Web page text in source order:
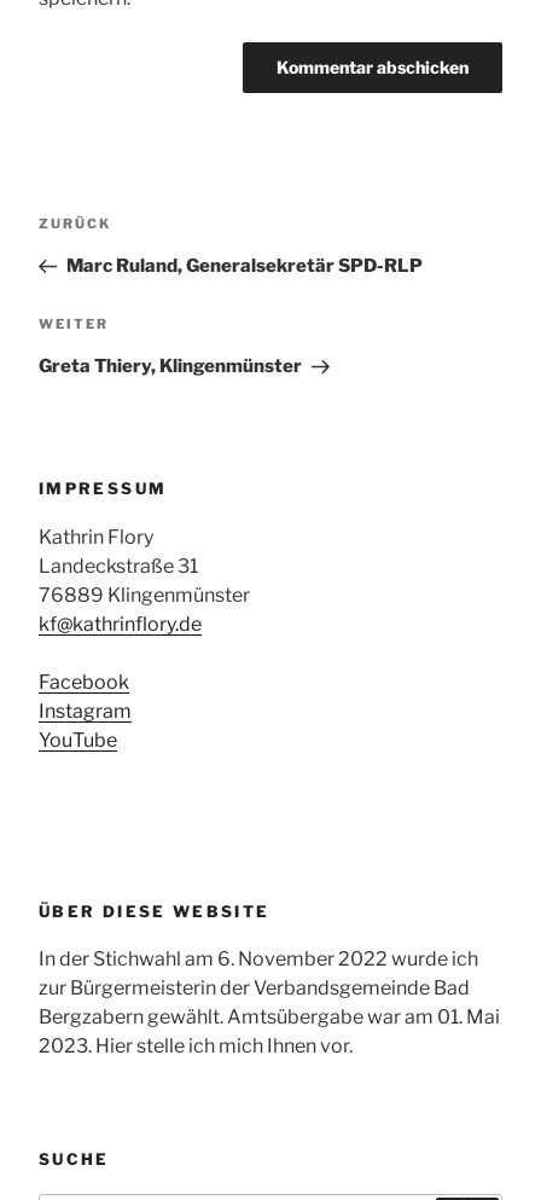
Vorheriger
ZURÜCK
Marc Ruland, Generalsekretär SPD-RLP
Nächster
WEITER
Greta Thiery, Klingenmünster
IMPRESSUM
Kathrin Flory
Landeckstraße 31
76889 Klingenmünster
kf@kathrinflory.de
Facebook
Instagram
YouTube
ÜBER DIESE WEBSITE
In der Stichwahl am 6. November 2022 wurde ich
zur Bürgermeisterin der Verbandsgemeinde Bad
Bergzabern gewählt. Amtsübergabe war am 01. Mai
2023. Hier stelle ich mich Ihnen vor.
SUCHE